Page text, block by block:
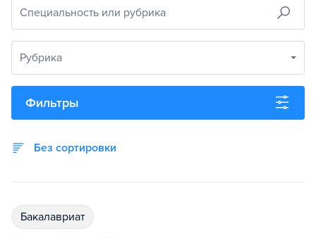
Специальность или рубрика
Рубрика
Фильтры
Без сортировки
бакалавриат